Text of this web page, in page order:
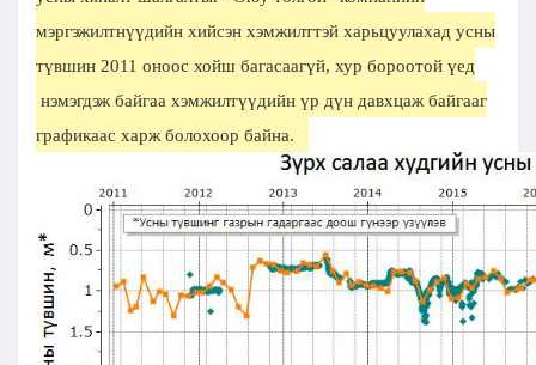
мэргэжилтнүүдийн хийсэн хэмжилттэй харьцуулахад усны
түвшин 2011 оноос хойш багасаагүй, хур бороотой үед
нэмэгдэж байгаа хэмжилтүүдийн үр дүн давхцаж байгааг
графикаас харж болохоор байна.